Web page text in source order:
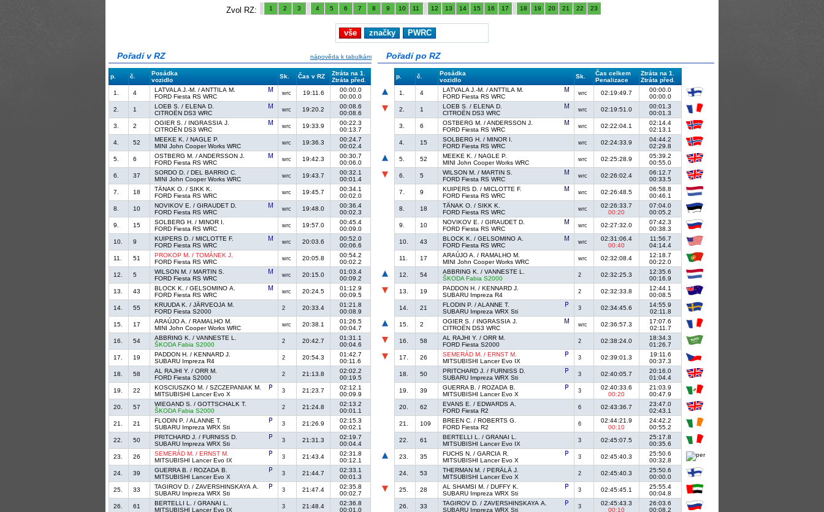
Zvol RZ: 1 2 3 4 5 6 7 8 9 10 11 12 13 14 15 16 17 18 19 20 21 22 23
vše značky PWRC
Pořadí v RZ nápověda k tabulkám
p. č.
Posádka
vozidlo
Sk. Čas v RZ
Ztráta na 1.
Ztráta před.
1.
4
LATVALA J.-M. / ANTTILA M.
FORD Fiesta RS WRC
wrc 19:11.6
00:00.0
00:00.0
2.
1
LOEB S. / ELENA D.
CITROËN DS3 WRC
wrc 19:20.2
00:08.6
00:08.6
3.
2
OGIER S. / INGRASSIA J.
CITROËN DS3 WRC
wrc 19:33.9
00:22.3
00:13.7
4.
52
MEEKE K. / NAGLE P.
MINI John Cooper Works WRC
wrc 19:36.3
00:24.7
00:02.4
5.
6
OSTBERG M. / ANDERSSON J.
FORD Fiesta RS WRC
wrc 19:42.3
00:30.7
00:06.0
6.
37
SORDO D. / DEL BARRIO C.
MINI John Cooper Works WRC
wrc 19:43.7
00:32.1
00:01.4
7.
18
TÄNAK O. / SIKK K.
FORD Fiesta RS WRC
wrc 19:45.7
00:34.1
00:02.0
8.
10
NOVIKOV E. / GIRAUDET D.
FORD Fiesta RS WRC
wrc 19:48.0
00:36.4
00:02.3
9.
15
SOLBERG H. / MINOR I.
FORD Fiesta RS WRC
wrc 19:57.0
00:45.4
00:09.0
10.
9
KUIPERS D. / MICLOTTE F.
FORD Fiesta RS WRC
wrc 20:03.6
00:52.0
00:06.6
11.
51
PROKOP M. / TOMÁNEK J.
FORD Fiesta RS WRC
wrc 20:05.8
00:54.2
00:02.2
12.
5
WILSON M. / MARTIN S.
FORD Fiesta RS WRC
wrc 20:15.0
01:03.4
00:09.2
13.
43
BLOCK K. / GELSOMINO A.
FORD Fiesta RS WRC
wrc 20:24.5
01:12.9
00:09.5
14.
55
KRUUDA K. / JÄRVEOJA M.
FORD Fiesta S2000
2 20:33.4
01:21.8
00:08.9
15.
17
ARAÚJO A. / RAMALHO M.
MINI John Cooper Works WRC
wrc 20:38.1
01:26.5
00:04.7
16.
54
ABBRING K. / VANNESTE L.
ŠKODA Fabia S2000
2 20:42.7
01:31.1
00:04.6
17.
19
PADDON H. / KENNARD J.
SUBARU Impreza R4
2 20:54.3
01:42.7
00:11.6
18.
58
AL RAJHI Y. / ORR M.
FORD Fiesta S2000
2 21:13.8
02:02.2
00:19.5
19.
22
KOSCIUSZKO M. / SZCZEPANIAK M.
MITSUBISHI Lancer Evo X
3 21:23.7
02:12.1
00:09.9
20.
57
WIEGAND S. / GOTTSCHALK T.
ŠKODA Fabia S2000
2 21:24.8
02:13.2
00:01.1
21.
21
FLODIN P. / ALANNE T.
SUBARU Impreza WRX Sti
3 21:26.9
02:15.3
00:02.1
22.
50
PRITCHARD J. / FURNISS D.
SUBARU Impreza WRX Sti
3 21:31.3
02:19.7
00:04.4
23.
26
SEMERÁD M. / ERNST M.
MITSUBISHI Lancer Evo IX
3 21:43.4
02:31.8
00:12.1
24.
39
GUERRA B. / ROZADA B.
MITSUBISHI Lancer Evo X
3 21:44.7
02:33.1
00:01.3
25.
33
TAGIROV D. / ZAVERSHINSKAYA A.
SUBARU Impreza WRX Sti
3 21:47.4
02:35.8
00:02.7
26.
61
BERTELLI L. / GRANAI L.
MITSUBISHI Lancer Evo IX
3 21:48.4
02:36.8
00:01.0
Pořadí po RZ
p. č.
Posádka
vozidlo
Sk.
Čas celkem
Penalizace
Ztráta na 1.
Ztráta před.
1.
4
LATVALA J.-M. / ANTTILA M.
FORD Fiesta RS WRC
wrc 02:19:49.7
00:00.0
00:00.0
2.
1
LOEB S. / ELENA D.
CITROËN DS3 WRC
wrc 02:19:51.0
00:01.3
00:01.3
3.
6
OSTBERG M. / ANDERSSON J.
FORD Fiesta RS WRC
wrc 02:22:04.1
02:14.4
02:13.1
4.
15
SOLBERG H. / MINOR I.
FORD Fiesta RS WRC
wrc 02:24:33.9
04:44.2
02:29.8
5.
52
MEEKE K. / NAGLE P.
MINI John Cooper Works WRC
wrc 02:25:28.9
05:39.2
00:55.0
6.
5
WILSON M. / MARTIN S.
FORD Fiesta RS WRC
wrc 02:26:02.4
06:12.7
00:33.5
7.
9
KUIPERS D. / MICLOTTE F.
FORD Fiesta RS WRC
wrc 02:26:48.5
06:58.8
00:46.1
8.
18
TÄNAK O. / SIKK K.
FORD Fiesta RS WRC
wrc
02:26:33.7
00:20
07:04.0
00:05.2
9.
10
NOVIKOV E. / GIRAUDET D.
FORD Fiesta RS WRC
wrc 02:27:32.0
07:42.3
00:38.3
10.
43
BLOCK K. / GELSOMINO A.
FORD Fiesta RS WRC
wrc
02:31:06.4
00:40
11:56.7
04:14.4
11.
17
ARAÚJO A. / RAMALHO M.
MINI John Cooper Works WRC
wrc 02:32:08.4
12:18.7
00:22.0
12.
54
ABBRING K. / VANNESTE L.
ŠKODA Fabia S2000
2 02:32:25.3
12:35.6
00:16.9
13.
19
PADDON H. / KENNARD J.
SUBARU Impreza R4
2 02:32:33.8
12:44.1
00:08.5
14.
21
FLODIN P. / ALANNE T.
SUBARU Impreza WRX Sti
3 02:34:45.6
14:55.9
02:11.8
15.
2
OGIER S. / INGRASSIA J.
CITROËN DS3 WRC
wrc 02:36:57.3
17:07.6
02:11.7
16.
58
AL RAJHI Y. / ORR M.
FORD Fiesta S2000
2 02:38:24.0
18:34.3
01:26.7
17.
26
SEMERÁD M. / ERNST M.
MITSUBISHI Lancer Evo IX
3 02:39:01.3
19:11.6
00:37.3
18.
50
PRITCHARD J. / FURNISS D.
SUBARU Impreza WRX Sti
3 02:40:05.7
20:16.0
01:04.4
19.
39
GUERRA B. / ROZADA B.
MITSUBISHI Lancer Evo X
3
02:40:33.6
00:20
21:03.9
00:47.9
20.
62
EVANS E. / EDWARDS A.
FORD Fiesta R2
6 02:43:36.7
23:47.0
02:43.1
21.
109
BREEN C. / ROBERTS G.
FORD Fiesta R2
6
02:44:21.9
00:10
24:42.2
00:55.2
22.
61
BERTELLI L. / GRANAI L.
MITSUBISHI Lancer Evo IX
3 02:45:07.5
25:17.8
00:35.6
23.
35
FUCHS N. / GARCIA R.
MITSUBISHI Lancer Evo X
3 02:45:40.3
25:50.6
00:32.8
24.
53
THERMAN M. / PERÄLÄ J.
MITSUBISHI Lancer Evo X
2 02:45:40.3
25:50.6
00:00.0
25.
28
AL SHAMSI M. / DUFFY K.
SUBARU Impreza WRX Sti
3 02:45:45.1
25:55.4
00:04.8
26.
33
TAGIROV D. / ZAVERSHINSKAYA A.
SUBARU Impreza WRX Sti
3
02:45:43.3
00:10
26:03.6
00:08.2